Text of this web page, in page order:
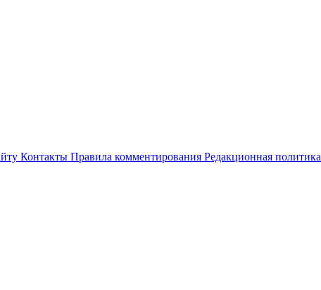
Контакты Правила комментирования Редакционная политика